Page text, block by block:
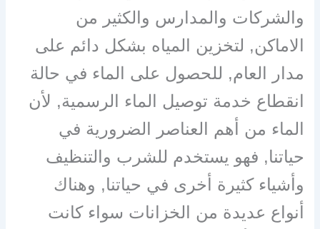
والشركات والمدارس والكثير من
الاماكن, لتخزين المياه بشكل دائم على
مدار العام, للحصول على الماء في حالة
انقطاع خدمة توصيل الماء الرسمية, لأن
الماء من أهم العناصر الضرورية في
حياتنا, فهو يستخدم للشرب والتنظيف
وأشياء كثيرة أخرى في حياتنا, وهناك
أنواع عديدة من الخزانات سواء كانت